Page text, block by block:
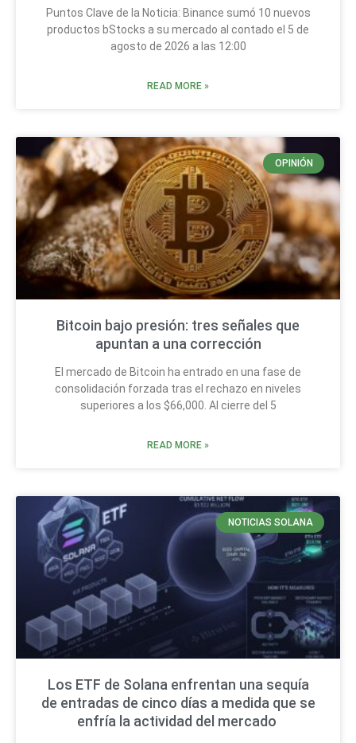
Puntos Clave de la Noticia: Binance sumó 10 nuevos
productos bStocks a su mercado al contado el 5 de
agosto de 2026 a las 12:00
READ MORE »
OPINIÓN
Bitcoin bajo presión: tres señales que
apuntan a una corrección
El mercado de Bitcoin ha entrado en una fase de
consolidación forzada tras el rechazo en niveles
superiores a los $66,000. Al cierre del 5
READ MORE »
NOTICIAS SOLANA
Los ETF de Solana enfrentan una sequía
de entradas de cinco días a medida que se
enfría la actividad del mercado